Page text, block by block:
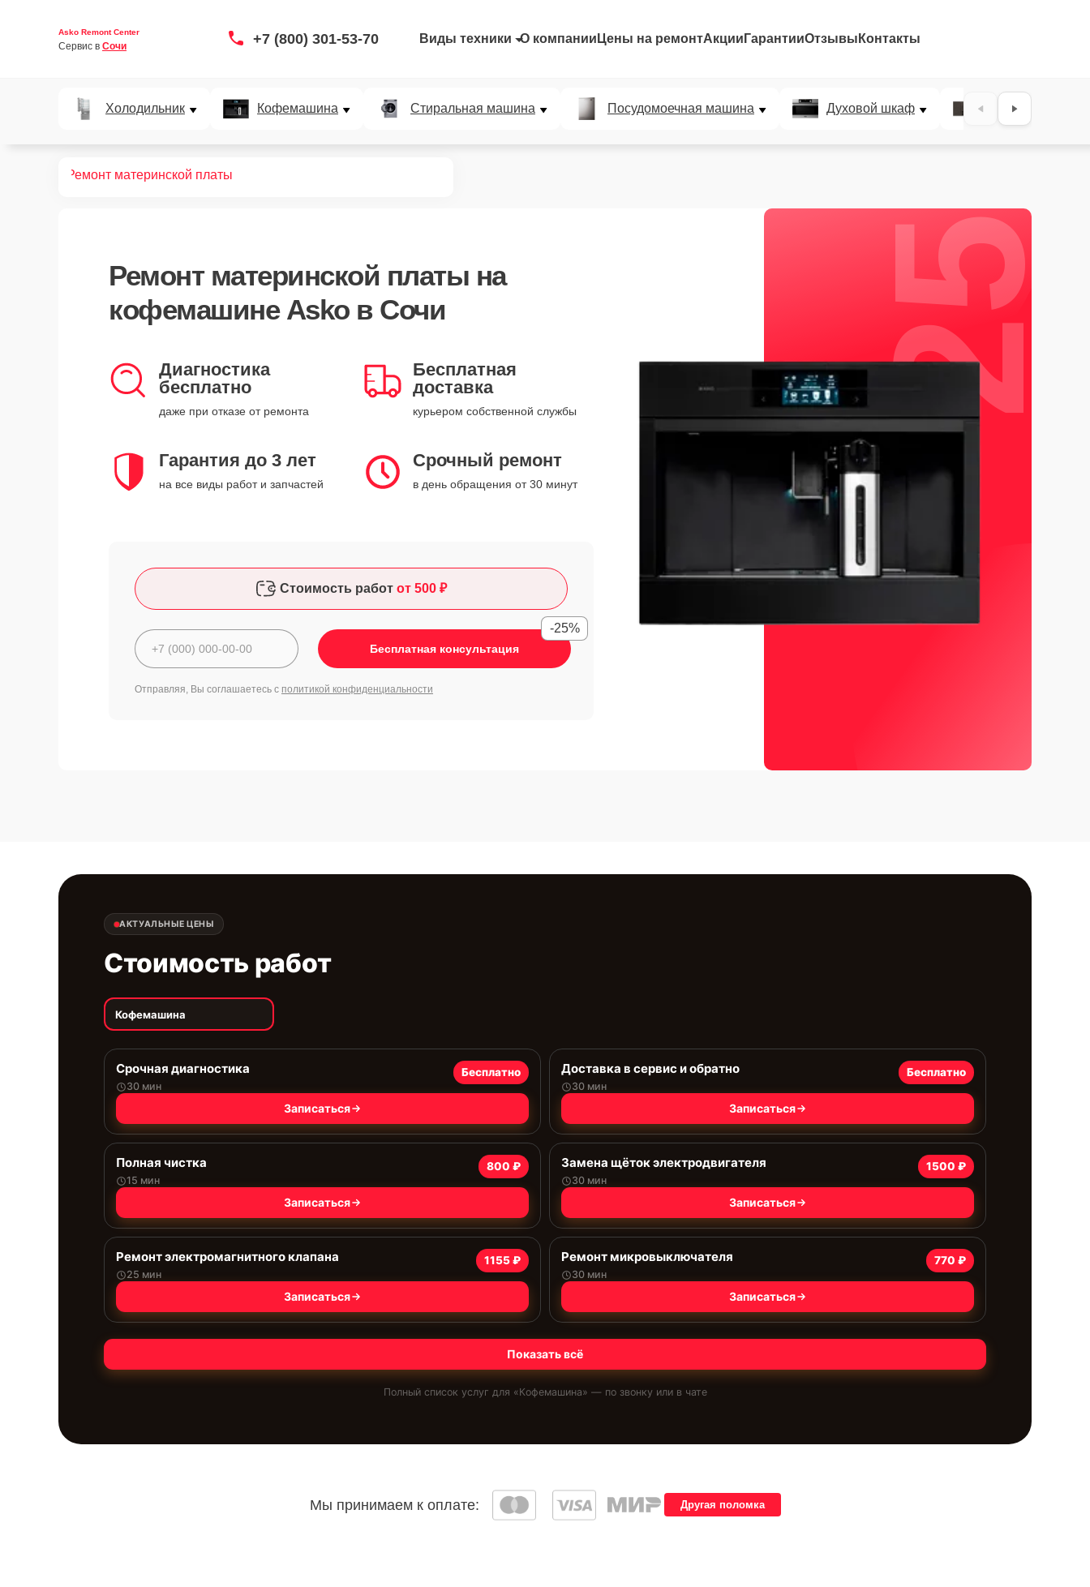
Asko Remont Center
Сервис в Сочи +7 (800) 301-53-70 Виды техники О компании Цены на ремонтАкции ГарантииОтзывы Контакты
Холодильник Кофемашина Стиральная машина Посудомоечная машина Духовой шкаф Варочная
Ремонт материнской платы
Ремонт материнской платы на
кофемашине Asko в Сочи
Диагностика
бесплатно
даже при отказе от ремонта
Бесплатная
доставка
курьером собственной службы
Гарантия до 3 лет
на все виды работ и запчастей
Срочный ремонт
в день обращения от 30 минут
Стоимость работ от 500 ₽
Бесплатная консультация
-25%
Отправляя, Вы соглашаетесь с политикой конфиденциальности
25%
АКТУАЛЬНЫЕ ЦЕНЫ
Стоимость работ
Кофемашина
Срочная диагностика
30 мин
Бесплатно
Записаться
Доставка в сервис и обратно
30 мин
Бесплатно
Записаться
Полная чистка
15 мин
800 ₽
Записаться
Замена щёток электродвигателя
30 мин
1500 ₽
Записаться
Ремонт электромагнитного клапана
25 мин
1155 ₽
Записаться
Ремонт микровыключателя
30 мин
770 ₽
Записаться
Показать всё
Полный список услуг для «Кофемашина» — по звонку или в чате
Мы принимаем к оплате: Другая поломка